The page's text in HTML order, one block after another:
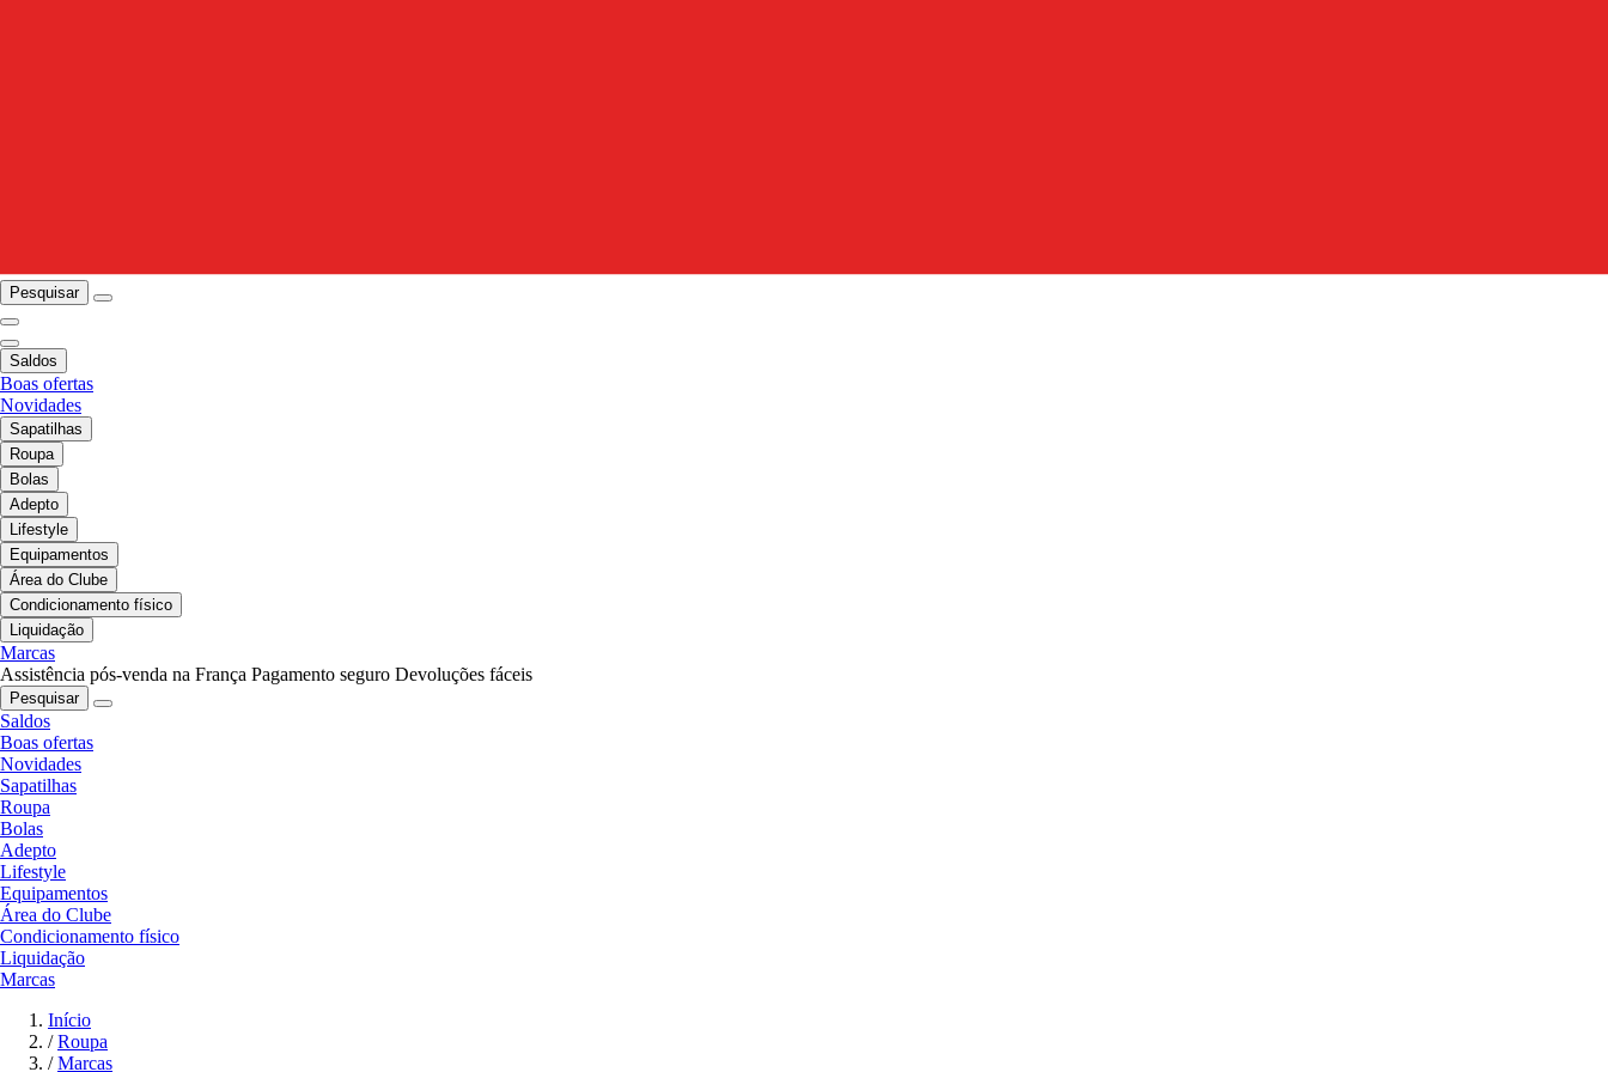
Pesquisar
Saldos
Boas ofertas
Novidades
Sapatilhas
Roupa
Bolas
Adepto
Lifestyle
Equipamentos
Área do Clube
Condicionamento físico
Liquidação
Marcas
Assistência pós-venda na França Pagamento seguro Devoluções fáceis
Pesquisar
Saldos
Boas ofertas
Novidades
Sapatilhas
Roupa
Bolas
Adepto
Lifestyle
Equipamentos
Área do Clube
Condicionamento físico
Liquidação
Marcas
Início
/ Roupa
/ Marcas